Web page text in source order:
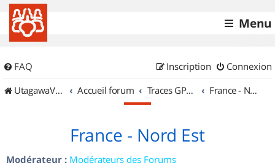
Menu
FAQ Connexion
Inscription
UtagawaVTT (Randos VTT et VTTAE avec traces GPS)
Accueil forum Traces GPS de randos VTT France - Nord Est
France - Nord Est
Modérateur : Modérateurs des Forums